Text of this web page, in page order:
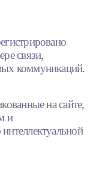
связи,
коммуникаций.
на сайте,
и